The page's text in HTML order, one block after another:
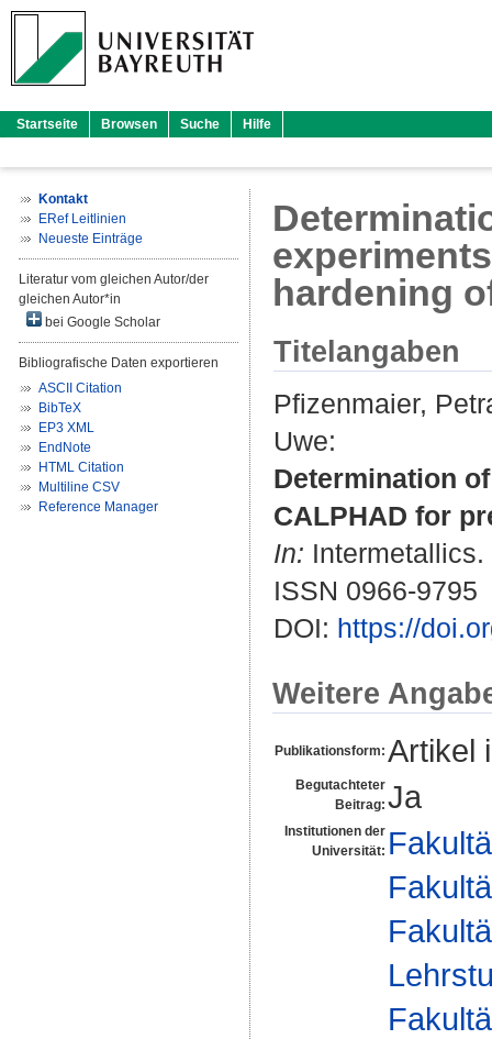
Startseite Browsen Suche Hilfe
Kontakt
ERef Leitlinien
Neueste Einträge
Literatur vom gleichen Autor/der
gleichen Autor*in
bei Google Scholar
Bibliografische Daten exportieren
ASCII Citation
BibTeX
EP3 XML
EndNote
HTML Citation
Multiline CSV
Reference Manager
hardening
Titelangaben
Pfizenmaier,
Uwe:
Determination
CALPHAD for
In:
ISSN 0966-9795
DOI: https://
Weitere
Publikationsform: Artikel
Begutachteter
Beitrag: Ja
Institutionen der
Universität: